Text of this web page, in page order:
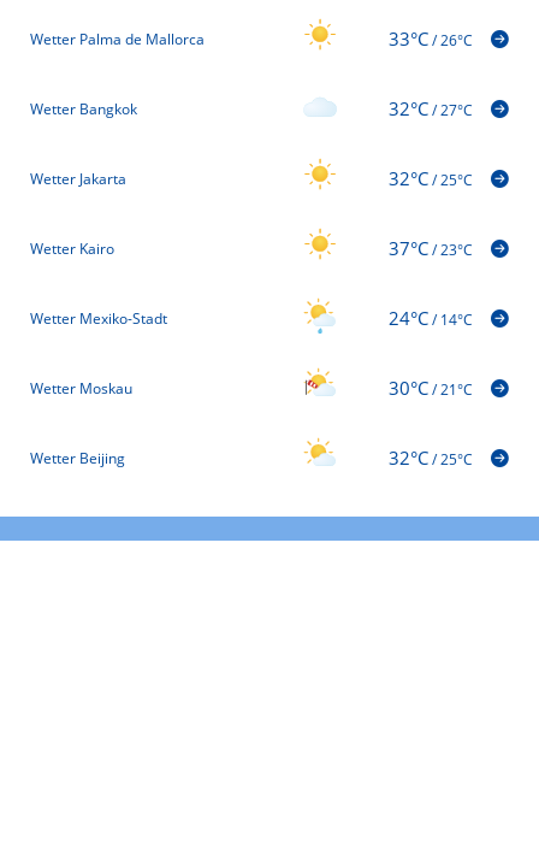
Wetter Palma de Mallorca 33°C/26°C
Wetter Bangkok 32°C/27°C
Wetter Jakarta 32°C/25°C
Wetter Kairo 37°C/23°C
Wetter Mexiko-Stadt 24°C/14°C
Wetter Moskau 30°C/21°C
Wetter Beijing 32°C/25°C